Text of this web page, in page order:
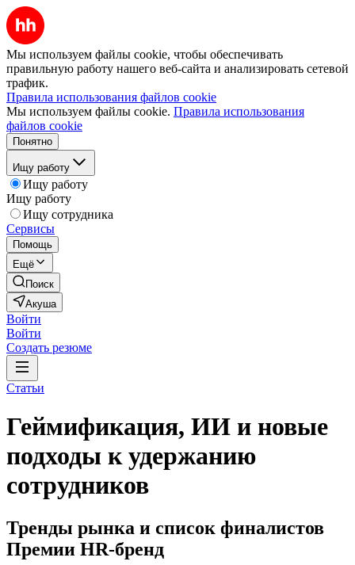
Мы используем файлы cookie, чтобы обеспечивать
правильную работу нашего веб-сайта и анализировать сетевой
трафик.
Правила использования файлов cookie
Мы используем файлы cookie. Правила использования
файлов cookie
Понятно
Ищу работу
Ищу работу
Ищу работу
Ищу сотрудника
Сервисы
Помощь
Ещё
Поиск
Акуша
Войти
Войти
Создать резюме
Статьи
Геймификация, ИИ и новые
подходы к удержанию
сотрудников
Тренды рынка и список финалистов
Премии HR-бренд